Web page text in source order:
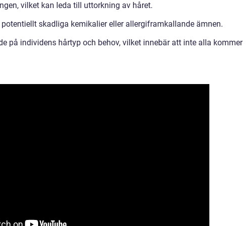
vilket kan leda till uttorkning av håret.
skadliga kemikalier eller allergiframkallande ämnen.
på individens hårtyp och behov, vilket innebär att inte alla kommer